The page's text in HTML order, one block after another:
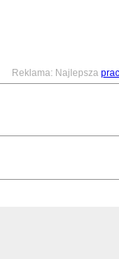
Reklama: Najlepsza